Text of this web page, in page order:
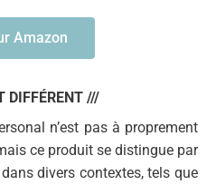
Amazon
DIFFÉRENT ///
n’est pas à proprement
ce produit se distingue par
divers contextes, tels que